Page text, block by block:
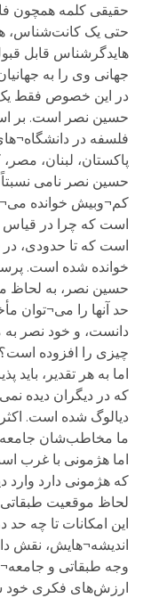
حقیقی کلمه همچون
حتی یک کانت‌شناس،
هایدگرشناس قابل
جهانی وی را به
در این خصوص فقط یک
حسین نصر است. بر
فلسفه در
پاکستان، لبنان، مصر،
حسین نصر نامی
کم¬وبیش خوانده
است که چرا در قیاس
است که تا حدودی،
خوانده شده است.
حسین نصر، به لحاظ
حد آنها را می¬توان
دانست، و خود نصر
چیزی را افزوده است؟
اما به هر تقدیر،
که در دیگران دیده
دیالوگ شده است.
ما مخاطب‌شان جامعه
اما هژمونی با غرب
که هژمونی دارد وارد
لحاظ موقعیت طبقاتی
این امکانات تا چه
اندیشه¬هایش، نقش
وجه طبقاتی و
ارزش‌های فکری خود